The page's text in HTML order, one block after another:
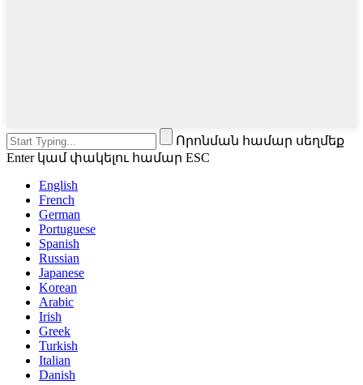
Որոնման համար սեղմեք
Enter կամ փակելու համար ESC
English
French
German
Portuguese
Spanish
Russian
Japanese
Korean
Arabic
Irish
Greek
Turkish
Italian
Danish